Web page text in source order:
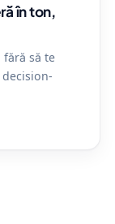
în ton,
fără să te